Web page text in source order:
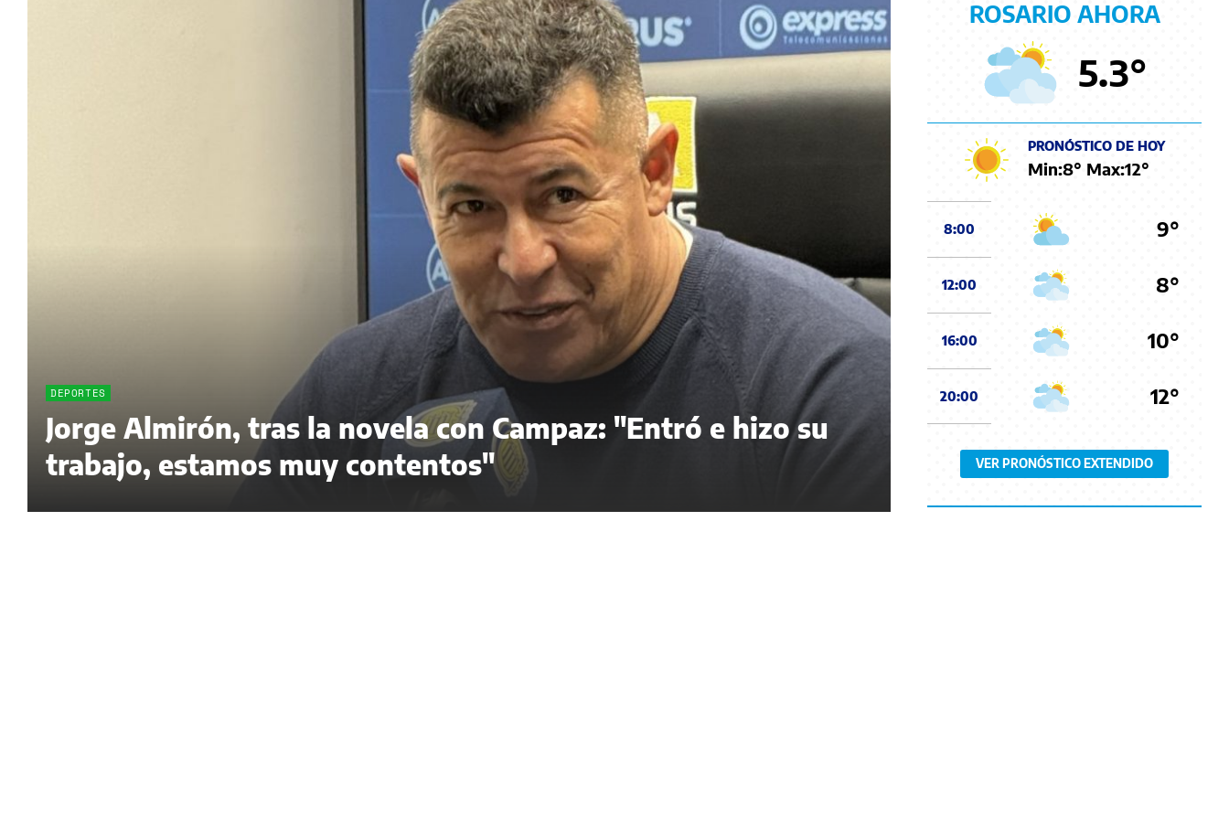
DEPORTES
Jorge Almirón, tras la novela con Campaz: "Entró e hizo su
trabajo, estamos muy contentos"
ROSARIO AHORA
5.3°
PRONÓSTICO DE HOY
Min:8° Max:12°
8:00 9°
12:00 8°
16:00 10°
20:00 12°
VER PRONÓSTICO EXTENDIDO